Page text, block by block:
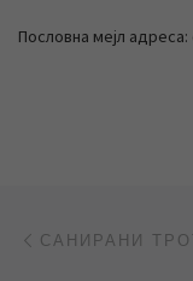
Пословна мејл
Post